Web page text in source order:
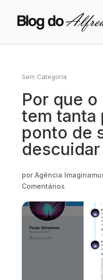
Sem Categoria
Por que
tem tanta
ponto de
por Agência
Comentários